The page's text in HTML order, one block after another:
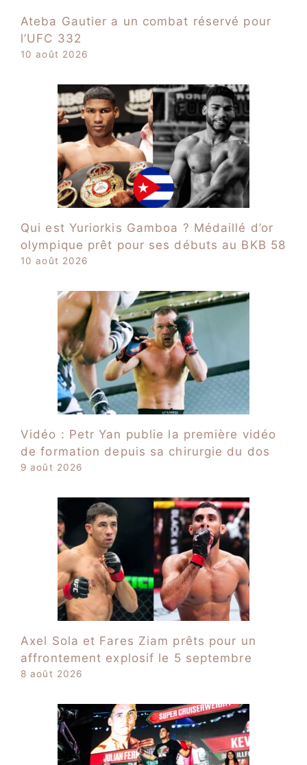
Ateba Gautier a un combat réservé pour
l’UFC 332
10 août 2026
Qui est Yuriorkis Gamboa ? Médaillé d’or
olympique prêt pour ses débuts au BKB 58
10 août 2026
Vidéo : Petr Yan publie la première vidéo
de formation depuis sa chirurgie du dos
9 août 2026
Axel Sola et Fares Ziam prêts pour un
affrontement explosif le 5 septembre
8 août 2026